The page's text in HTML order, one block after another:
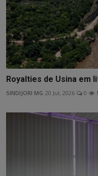
Royalties de Usina em
SINDIJORI MG 20 Jul, 2026 0